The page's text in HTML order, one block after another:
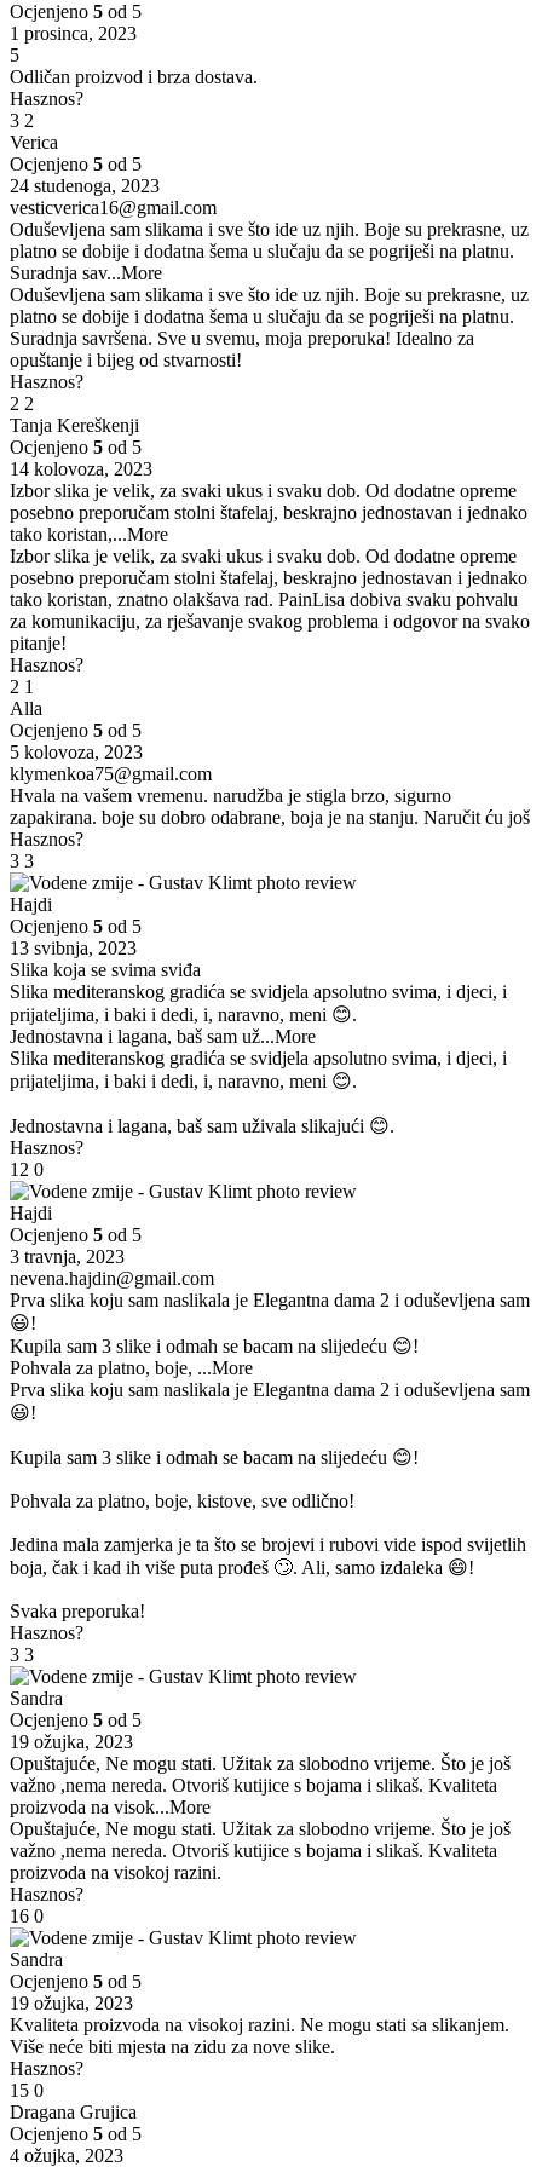
Ocjenjeno 5 od 5
1 prosinca, 2023
5
Odličan proizvod i brza dostava.
Hasznos?
3 2
Verica
Ocjenjeno 5 od 5
24 studenoga, 2023
vesticverica16@gmail.com
Oduševljena sam slikama i sve što ide uz njih. Boje su prekrasne, uz
platno se dobije i dodatna šema u slučaju da se pogriješi na platnu.
Suradnja sav...More
Oduševljena sam slikama i sve što ide uz njih. Boje su prekrasne, uz
platno se dobije i dodatna šema u slučaju da se pogriješi na platnu.
Suradnja savršena. Sve u svemu, moja preporuka! Idealno za
opuštanje i bijeg od stvarnosti!
Hasznos?
2 2
Tanja Kereškenji
Ocjenjeno 5 od 5
14 kolovoza, 2023
Izbor slika je velik, za svaki ukus i svaku dob. Od dodatne opreme
posebno preporučam stolni štafelaj, beskrajno jednostavan i jednako
tako koristan,...More
Izbor slika je velik, za svaki ukus i svaku dob. Od dodatne opreme
posebno preporučam stolni štafelaj, beskrajno jednostavan i jednako
tako koristan, znatno olakšava rad. PainLisa dobiva svaku pohvalu
za komunikaciju, za rješavanje svakog problema i odgovor na svako
pitanje!
Hasznos?
2 1
Alla
Ocjenjeno 5 od 5
5 kolovoza, 2023
klymenkoa75@gmail.com
Hvala na vašem vremenu. narudžba je stigla brzo, sigurno
zapakirana. boje su dobro odabrane, boja je na stanju. Naručit ću još
Hasznos?
3 3
Hajdi
Ocjenjeno 5 od 5
13 svibnja, 2023
Slika koja se svima sviđa
Slika mediteranskog gradića se svidjela apsolutno svima, i djeci, i
prijateljima, i baki i dedi, i, naravno, meni 😊.
Jednostavna i lagana, baš sam už...More
Slika mediteranskog gradića se svidjela apsolutno svima, i djeci, i
prijateljima, i baki i dedi, i, naravno, meni 😊.
Jednostavna i lagana, baš sam uživala slikajući 😊.
Hasznos?
12 0
Hajdi
Ocjenjeno 5 od 5
3 travnja, 2023
nevena.hajdin@gmail.com
Prva slika koju sam naslikala je Elegantna dama 2 i oduševljena sam
😃!
Kupila sam 3 slike i odmah se bacam na slijedeću 😊!
Pohvala za platno, boje, ...More
Prva slika koju sam naslikala je Elegantna dama 2 i oduševljena sam
😃!
Kupila sam 3 slike i odmah se bacam na slijedeću 😊!
Pohvala za platno, boje, kistove, sve odlično!
Jedina mala zamjerka je ta što se brojevi i rubovi vide ispod svijetlih
boja, čak i kad ih više puta prođeš 🙄. Ali, samo izdaleka 😄!
Svaka preporuka!
Hasznos?
3 3
Sandra
Ocjenjeno 5 od 5
19 ožujka, 2023
Opuštajuće, Ne mogu stati. Užitak za slobodno vrijeme. Što je još
važno ,nema nereda. Otvoriš kutijice s bojama i slikaš. Kvaliteta
proizvoda na visok...More
Opuštajuće, Ne mogu stati. Užitak za slobodno vrijeme. Što je još
važno ,nema nereda. Otvoriš kutijice s bojama i slikaš. Kvaliteta
proizvoda na visokoj razini.
Hasznos?
16 0
Sandra
Ocjenjeno 5 od 5
19 ožujka, 2023
Kvaliteta proizvoda na visokoj razini. Ne mogu stati sa slikanjem.
Više neće biti mjesta na zidu za nove slike.
Hasznos?
15 0
Dragana Grujica
Ocjenjeno 5 od 5
4 ožujka, 2023